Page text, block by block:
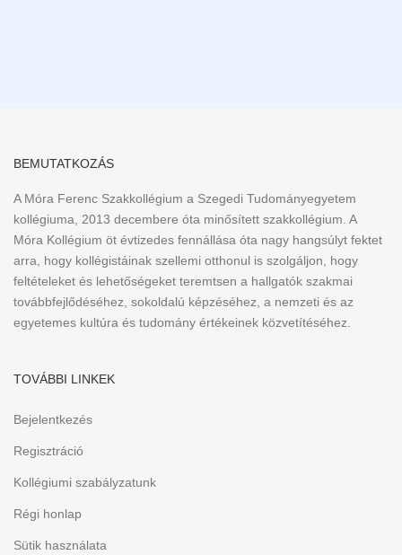
BEMUTATKOZÁS
A Móra Ferenc Szakkollégium a Szegedi Tudományegyetem
kollégiuma, 2013 decembere óta minősített szakkollégium. A
Móra Kollégium öt évtizedes fennállása óta nagy hangsúlyt fektet
arra, hogy kollégistáinak szellemi otthonul is szolgáljon, hogy
feltételeket és lehetőségeket teremtsen a hallgatók szakmai
továbbfejlődéséhez, sokoldalú képzéséhez, a nemzeti és az
egyetemes kultúra és tudomány értékeinek közvetítéséhez.
TOVÁBBI LINKEK
Bejelentkezés
Regisztráció
Kollégiumi szabályzatunk
Régi honlap
Sütik használata